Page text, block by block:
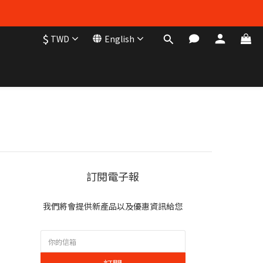
$ TWD English
訂閱電子報
我們將會提供新產品以及優惠資訊給您